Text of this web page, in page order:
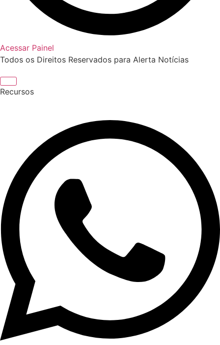
Acessar Painel
Todos os Direitos Reservados para Alerta Notícias
Recursos